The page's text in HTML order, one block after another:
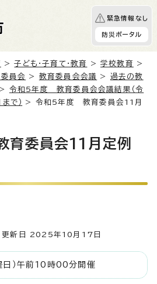
緊急情報なし
防災ポータル
>子ども・子育て・教育 >学校教育
>
員会 > 教育委員会会議 > 過去の教
> 令和5年度 教育委員会会議結果（令
で）
> 令和5年度 教育委員会11月
委員会11月定例
新日 2025年10月17日
）午前10時00分開催